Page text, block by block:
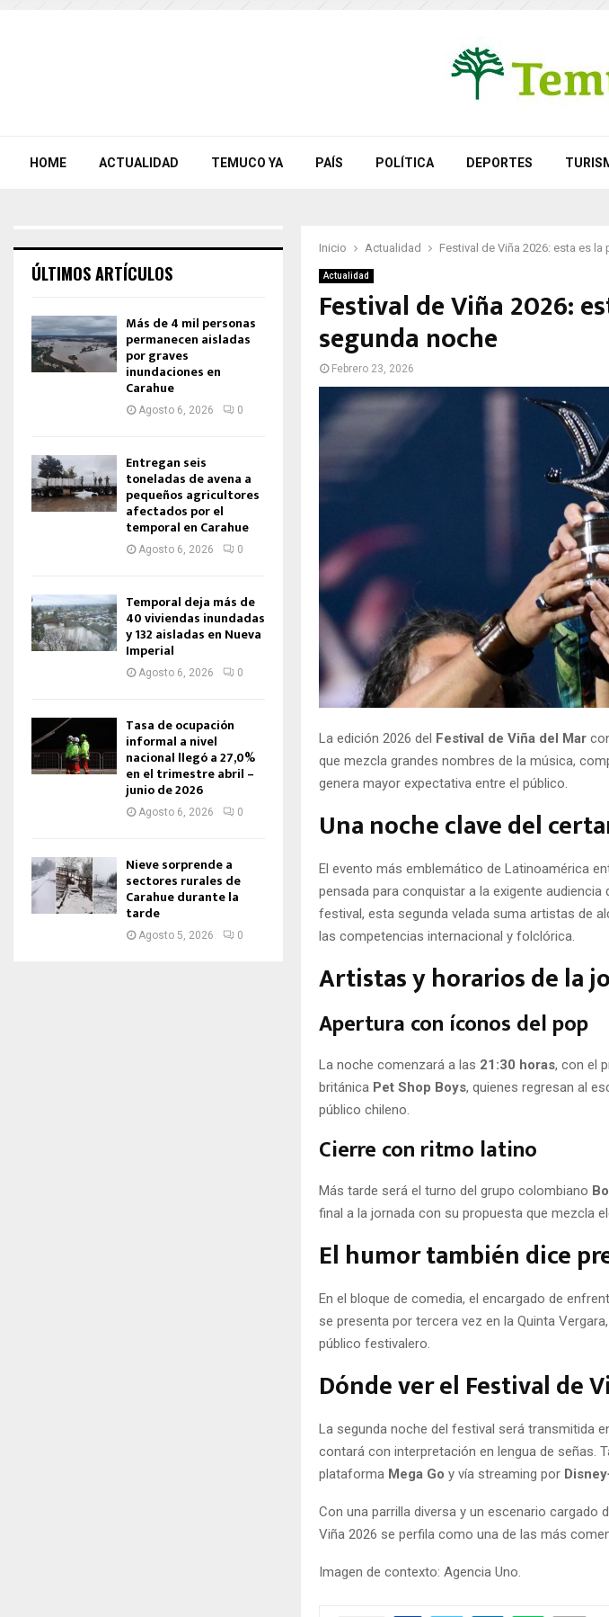
HOME ACTUALIDAD TEMUCO YA PAÍS POLÍTICA DEPORTES
Inicio Actualidad Festival de Viña 2026: esta es
Actualidad
Festival de Viña 2026:
segunda noche
Febrero 23, 2026
La edición 2026 del Festival de Viña del Mar
que mezcla grandes nombres de la música,
genera mayor expectativa entre el público.
Una noche clave del
El evento más emblemático de Latinoamérica
pensada para conquistar a la exigente audiencia
festival, esta segunda velada suma artistas de
las competencias internacional y folclórica.
Artistas y horarios de la
Apertura con íconos del pop
La noche comenzará a las 21:30 horas, con el
británica Pet Shop Boys, quienes regresan al
público chileno.
Cierre con ritmo latino
Más tarde será el turno del grupo colombiano
final a la jornada con su propuesta que mezcla
El humor también dice
En el bloque de comedia, el encargado de
se presenta por tercera vez en la Quinta
público festivalero.
Dónde ver el Festival de
La segunda noche del festival será transmitida
contará con interpretación en lengua de señas.
plataforma Mega Go y vía streaming por
Con una parrilla diversa y un escenario cargado
Viña 2026 se perfila como una de las más
Imagen de contexto: Agencia Uno.
ÚLTIMOS ARTÍCULOS
Más de 4 mil personas
permanecen aisladas
por graves
inundaciones en
Carahue
Agosto 6, 2026 0
Entregan seis
toneladas de avena a
pequeños agricultores
afectados por el
temporal en Carahue
Agosto 6, 2026 0
Temporal deja más de
40 viviendas inundadas
y 132 aisladas en Nueva
Imperial
Agosto 6, 2026 0
Tasa de ocupación
informal a nivel
nacional llegó a 27,0%
en el trimestre abril –
junio de 2026
Agosto 6, 2026 0
Nieve sorprende a
sectores rurales de
Carahue durante la
tarde
Agosto 5, 2026 0